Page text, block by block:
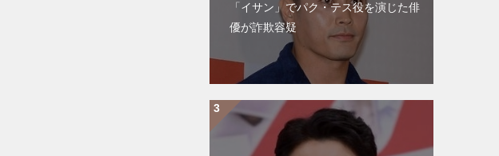
「イサン」でパク・テス役を演じた俳
優が詐欺容疑